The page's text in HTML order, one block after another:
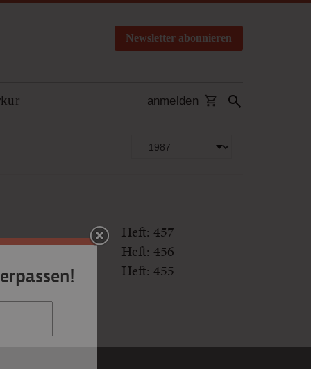
Newsletter abonnieren
anmelden
Heft: 457
Heft: 456
Heft: 455